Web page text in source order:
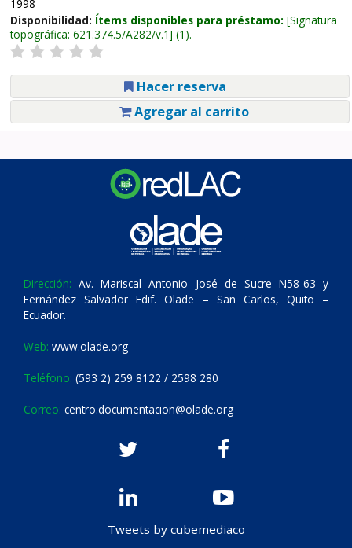
1998
Disponibilidad: Ítems disponibles para préstamo: Signatura
topográfica: 621.374.5/A282/v.1 (1).
Hacer reserva
Agregar al carrito
Dirección: Av. Mariscal Antonio José de Sucre N58-63 y
Fernández Salvador Edif. Olade – San Carlos, Quito –
Ecuador.
Web: www.olade.org
Teléfono: (593 2) 259 8122 / 2598 280
Correo: centro.documentacion@olade.org
Tweets by cubemediaco